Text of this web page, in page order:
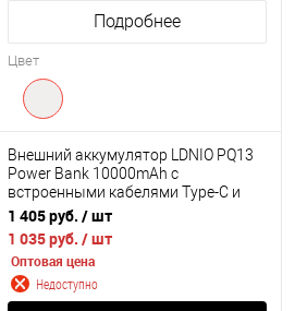
Подробнее
Цвет
Внешний аккумулятор LDNIO PQ13
Power Bank 10000mAh с
встроенными кабелями Type-C и
Lightning
1 405 руб. / шт
1 035 руб. / шт
Оптовая цена
Недоступно